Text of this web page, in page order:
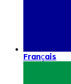
Français